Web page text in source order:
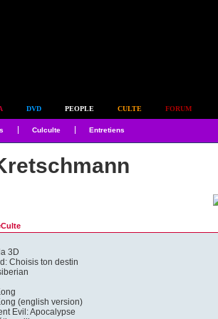
DVD PEOPLE CULTE FORUM
Culculte Entretiens
3D
Choisis ton destin
(english version)
Evil: Apocalypse